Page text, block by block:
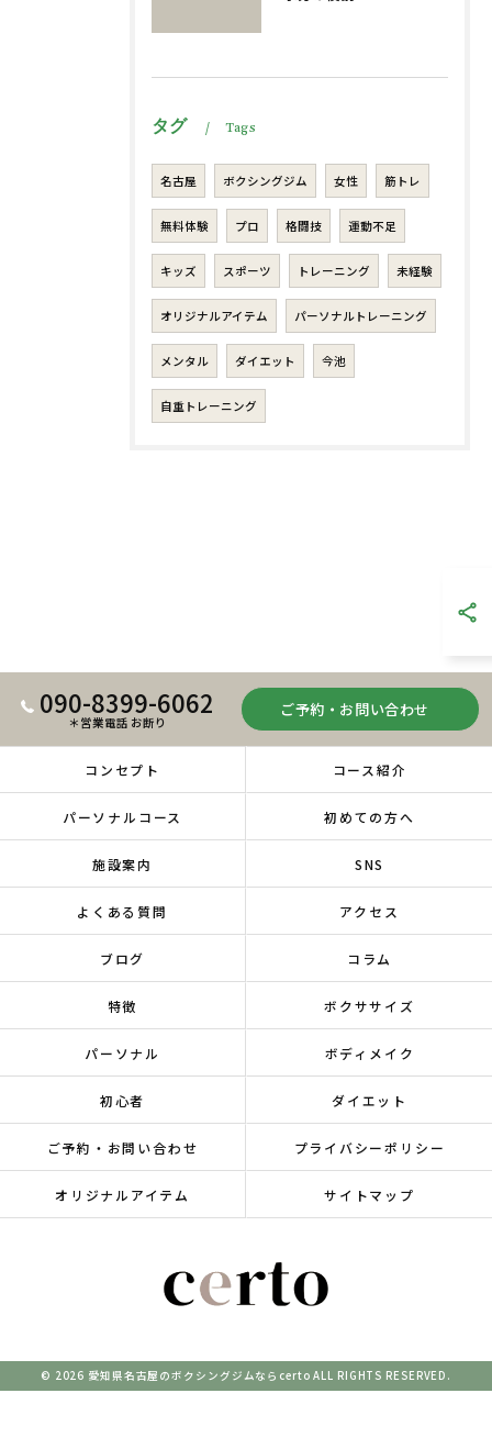
タグ Tags
名古屋 ボクシングジム 女性 筋トレ
無料体験 プロ 格闘技 運動不足
キッズ スポーツ トレーニング 未経験
オリジナルアイテム パーソナルトレーニング
メンタル ダイエット 今池
自重トレーニング
090-8399-6062
＊営業電話 お断り
ご予約・お問い合わせ
コンセプト コース紹介
パーソナルコース 初めての方へ
施設案内 SNS
よくある質問 アクセス
ブログ コラム
特徴 ボクササイズ
パーソナル ボディメイク
初心者 ダイエット
ご予約・お問い合わせ プライバシーポリシー
オリジナルアイテム サイトマップ
© 2026 愛知県名古屋のボクシングジムならcerto ALL RIGHTS RESERVED.